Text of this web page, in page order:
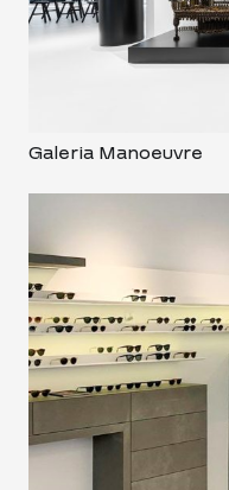
Galeria Manoeuvre